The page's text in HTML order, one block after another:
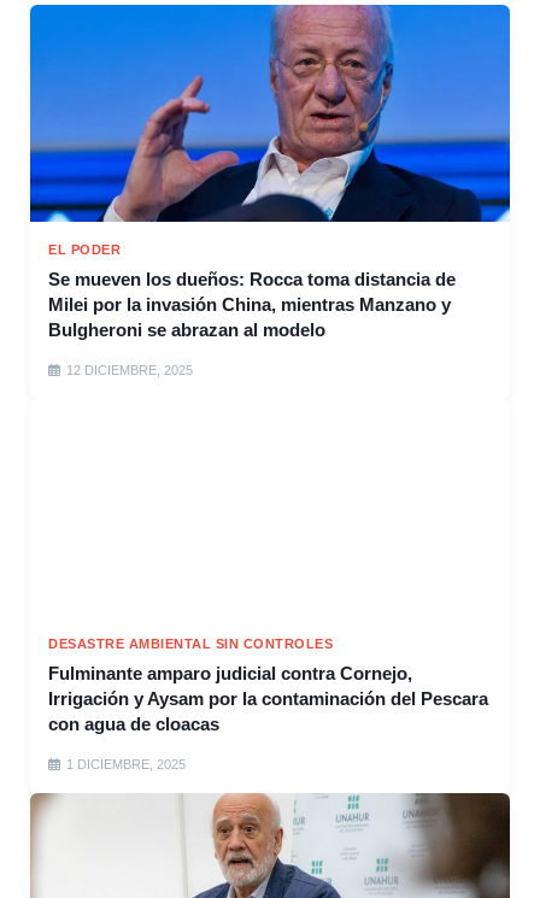
EL PODER
Se mueven los dueños: Rocca toma distancia de
Milei por la invasión China, mientras Manzano y
Bulgheroni se abrazan al modelo
12 DICIEMBRE, 2025
DESASTRE AMBIENTAL SIN CONTROLES
Fulminante amparo judicial contra Cornejo,
Irrigación y Aysam por la contaminación del Pescara
con agua de cloacas
1 DICIEMBRE, 2025